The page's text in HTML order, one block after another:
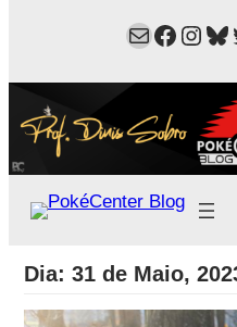
Mail
Dia: 31 de Maio,